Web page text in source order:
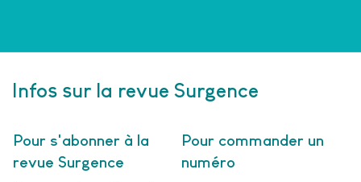
Infos sur la revue Surgence
Pour s'abonner à la
revue Surgence
Pour commander un
numéro